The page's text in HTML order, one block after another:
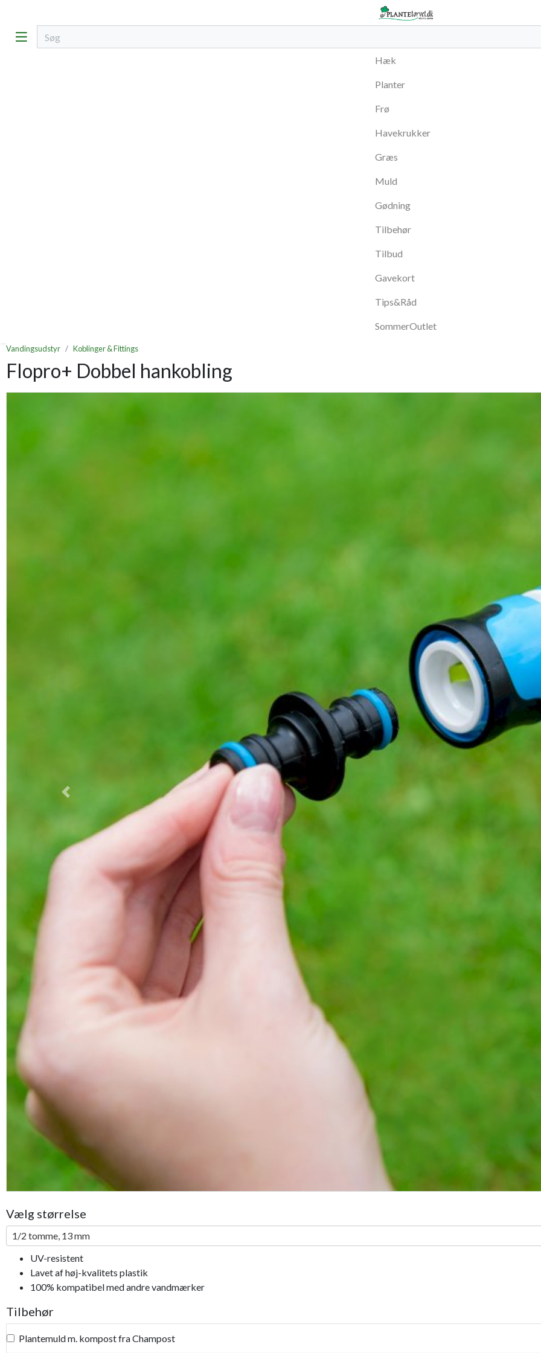
Hæk
Planter
Frø
Havekrukker
Græs
Muld
Gødning
Tilbehør
Tilbud
Gavekort
Tips&Råd
SommerOutlet
Vandingsudstyr Koblinger & Fittings
Flopro+ Dobbel hankobling
Previous
Vælg størrelse
1/2 tomme, 13 mm
UV-resistent
Lavet af høj-kvalitets plastik
100% kompatibel med andre vandmærker
Tilbehør
Plantemuld m. kompost fra Champost